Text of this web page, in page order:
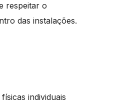
respeitar o
das instalações.
individuais